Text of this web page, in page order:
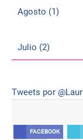
Agosto (1)
Julio (2)
Tweets por
FACEBOOK